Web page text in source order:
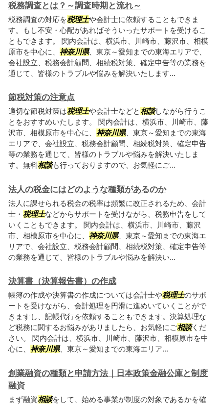
税務調査とは？～調査時期と流れ～
税務調査の対応を税理士や会計士に依頼することもできま
す。もし不安・心配があればそういったサポートを受けるこ
ともできます。 関内会計は、横浜市、川崎市、藤沢市、相模
原市を中心に、 神奈川県、東京～愛知までの東海エリアで、
会社設立、税務会計顧問、相続税対策、確定申告等の業務を
通じて、皆様のトラブルや悩みを解決いたします...
節税対策の注意点
適切な節税対策は税理士や会計士などと相談しながら行うこ
とをおすすめいたします。 関内会計は、横浜市、川崎市、藤
沢市、相模原市を中心に、 神奈川県、東京～愛知までの東海
エリアで、会社設立、税務会計顧問、相続税対策、確定申告
等の業務を通じて、皆様のトラブルや悩みを解決いたしま
す。無料相談も行っておりますので、お気軽にご...
法人の税金にはどのような種類があるのか
法人に課せられる税金の税率は頻繁に改正されるため、会計
士・ 税理士などからサポートを受けながら、税務申告をして
いくこともできます。 関内会計は、横浜市、川崎市、藤沢
市、相模原市を中心に、 神奈川県、東京～愛知までの東海エ
リアで、会社設立、税務会計顧問、相続税対策、確定申告等
の業務を通じて、皆様のトラブルや悩みを解決い...
決算書（決算報告書）の作成
帳簿の作成や決算書の作成については会計士や税理士のサポ
ートを受けながら、会計処理を円滑に進めいていくことがで
きますし、記帳代行を依頼することもできます。決算処理な
ど税務に関するお悩みがありましたら、お気軽にご相談くだ
さい。 関内会計は、横浜市、川崎市、藤沢市、相模原市を中
心に、 神奈川県、東京～愛知までの東海エリア...
創業融資の種類と申請方法｜日本政策金融公庫と制度
融資
まず融資相談をして、始める事業が制度の対象であるかを確